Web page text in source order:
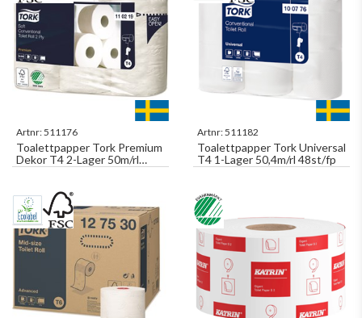
Artnr:511176
Toalettpapper Tork Premium
Dekor T4 2-Lager 50m/rl
42rl/fp
Artnr:511182
Toalettpapper Tork Universal
T4 1-Lager 50,4m/rl 48st/fp